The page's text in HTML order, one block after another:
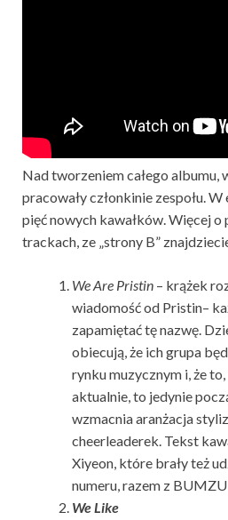
Nad tworzeniem całego albumu,
pracowały członkinie zespołu.
pięć nowych kawałków. Więcej o
trackach, ze „strony B”
We Are Pristin – krążek
wiadomość od Pristin–
zapamiętać tę nazwę.
obiecują, że ich grupa
rynku muzycznym i, że
aktualnie, to jedynie
wzmacnia aranżacja
cheerleaderek. Tekst
Xiyeon, które brały też
numeru, razem z
We Like